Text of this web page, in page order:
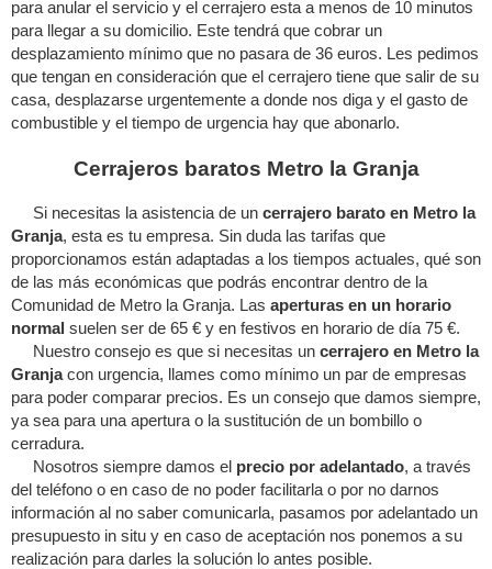
para anular el servicio y el cerrajero esta a menos de 10 minutos
para llegar a su domicilio. Este tendrá que cobrar un
desplazamiento mínimo que no pasara de 36 euros. Les pedimos
que tengan en consideración que el cerrajero tiene que salir de su
casa, desplazarse urgentemente a donde nos diga y el gasto de
combustible y el tiempo de urgencia hay que abonarlo.
Cerrajeros baratos Metro la Granja
Si necesitas la asistencia de un cerrajero barato en Metro la
Granja, esta es tu empresa. Sin duda las tarifas que
proporcionamos están adaptadas a los tiempos actuales, qué son
de las más económicas que podrás encontrar dentro de la
Comunidad de Metro la Granja. Las aperturas en un horario
normal suelen ser de 65 € y en festivos en horario de día 75 €.
Nuestro consejo es que si necesitas un cerrajero en Metro la
Granjacon urgencia, llames como mínimo un par de empresas
para poder comparar precios. Es un consejo que damos siempre,
ya sea para una apertura o la sustitución de un bombillo o
cerradura.
Nosotros siempre damos el precio por adelantado, a través
del teléfono o en caso de no poder facilitarla o por no darnos
información al no saber comunicarla, pasamos por adelantado un
presupuesto in situ y en caso de aceptación nos ponemos a su
realización para darles la solución lo antes posible.